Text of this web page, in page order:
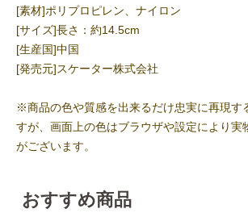
[素材]ポリプロピレン、ナイロン
[サイズ]長さ：約14.5cm
[生産国]中国
[発売元]スケーター株式会社
※商品の色や質感を出来るだけ忠実に再現す
すが、画面上の色はブラウザや設定により実
がございます。
おすすめ商品